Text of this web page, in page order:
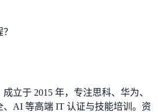
立于 2015 年，专注思科、华为、
AI 等高端 IT 认证与技能培训。资